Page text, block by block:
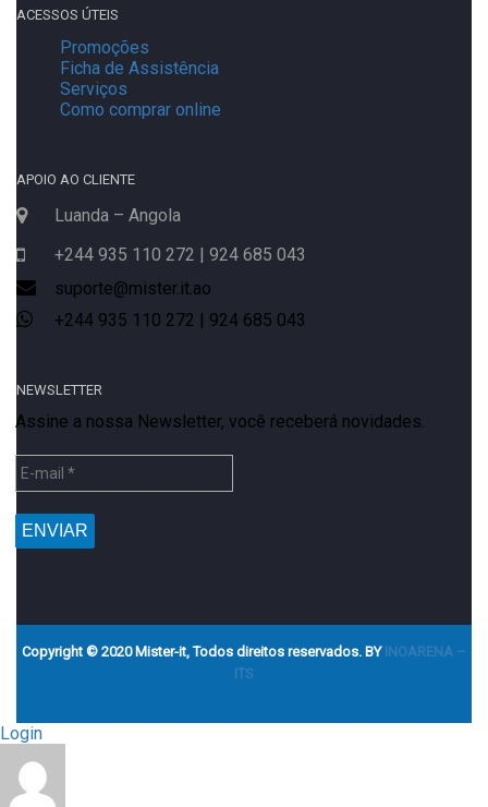
ACESSOS ÚTEIS
Promoções
Ficha de Assistência
Serviços
Como comprar online
APOIO AO CLIENTE
Luanda – Angola
+244 935 110 272 | 924 685 043
suporte@mister.it.ao
+244 935 110 272 | 924 685 043
NEWSLETTER
Assine a nossa Newsletter, você receberá novidades.
Copyright © 2020 Mister-it, Todos direitos reservados. BY INOARENA –
ITS
Login